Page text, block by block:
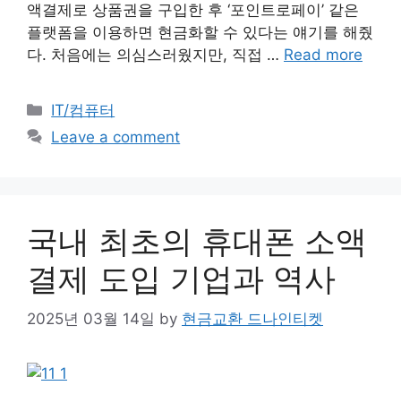
액결제로 상품권을 구입한 후 ‘포인트로페이’ 같은
플랫폼을 이용하면 현금화할 수 있다는 얘기를 해줬
다. 처음에는 의심스러웠지만, 직접 … Read more
Categories
IT/컴퓨터
Leave a comment
국내 최초의 휴대폰 소액
결제 도입 기업과 역사
2025년 03월 14일 by 현금교환 드나인티켓